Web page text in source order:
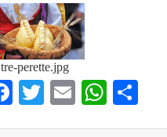
tre-perette.jpg
Facebook
TwitterEmail